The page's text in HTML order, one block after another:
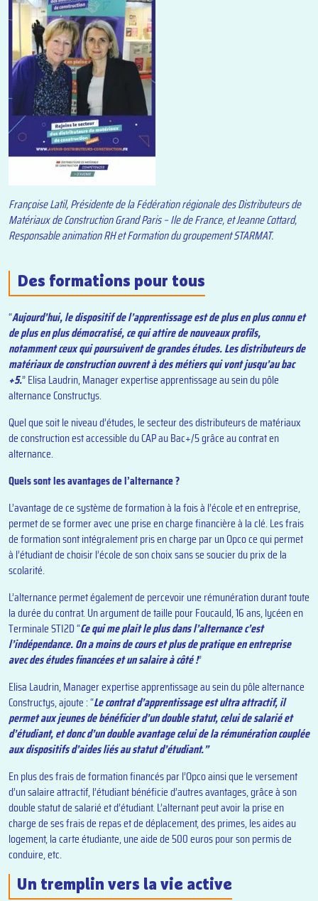
Françoise Latil, Présidente de la Fédération régionale des Distributeurs de
Matériaux de Construction Grand Paris – Ile de France, et Jeanne Cottard,
Responsable animation RH et Formation du groupement STARMAT.
Des formations pour tous
“Aujourd’hui, le dispositif de l’apprentissage est de plus en plus connu et
de plus en plus démocratisé, ce qui attire de nouveaux profils,
notamment ceux qui poursuivent de grandes études. Les distributeurs de
matériaux de construction ouvrent à des métiers qui vont jusqu’au bac
+5.” Elisa Laudrin, Manager expertise apprentissage au sein du pôle
alternance Constructys.
Quel que soit le niveau d’études, le secteur des distributeurs de matériaux
de construction est accessible du CAP au Bac+/5 grâce au contrat en
alternance.
Quels sont les avantages de l’alternance ?
L’avantage de ce système de formation à la fois à l’école et en entreprise,
permet de se former avec une prise en charge financière à la clé. Les frais
de formation sont intégralement pris en charge par un Opco ce qui permet
à l’étudiant de choisir l’école de son choix sans se soucier du prix de la
scolarité.
L’alternance permet également de percevoir une rémunération durant toute
la durée du contrat. Un argument de taille pour Foucauld, 16 ans, lycéen en
Terminale STI2D “Ce qui me plait le plus dans l’alternance c’est
l’indépendance. On a moins de cours et plus de pratique en entreprise
avec des études financées et un salaire à côté !”
Elisa Laudrin, Manager expertise apprentissage au sein du pôle alternance
Constructys, ajoute : “Le contrat d’apprentissage est ultra attractif, il
permet aux jeunes de bénéficier d’un double statut, celui de salarié et
d’étudiant, et donc d’un double avantage celui de la rémunération couplée
aux dispositifs d’aides liés au statut d’étudiant.”
En plus des frais de formation financés par l’Opco ainsi que le versement
d’un salaire attractif, l’étudiant bénéficie d’autres avantages, grâce à son
double statut de salarié et d’étudiant. L’alternant peut avoir la prise en
charge de ses frais de repas et de déplacement, des primes, les aides au
logement, la carte étudiante, une aide de 500 euros pour son permis de
conduire, etc.
Un tremplin vers la vie active